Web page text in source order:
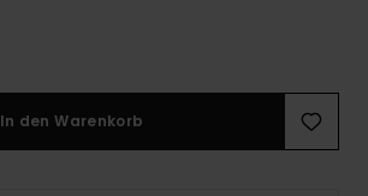
In den Warenkorb